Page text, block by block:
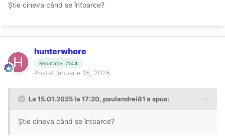
Știe cineva când se întoarce?
hunterwhore
Reputație: 7144
Postat Ianuarie 15, 2025
La 15.01.2025 la 17:20, paulandrei81 a spus:
Știe cineva când se întoarce?